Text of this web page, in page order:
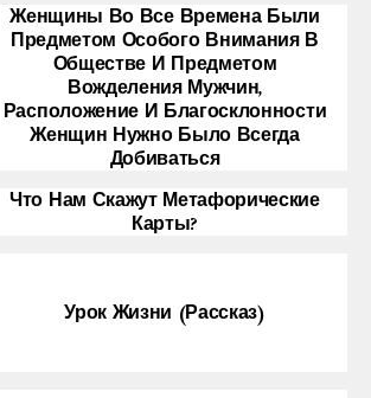
Женщины Во Все Времена Были
Предметом Особого Внимания В
Обществе И Предметом
Вожделения Мужчин,
Расположение И Благосклонности
Женщин Нужно Было Всегда
Добиваться
Что Нам Скажут Метафорические
Карты?
Урок Жизни (рассказ)